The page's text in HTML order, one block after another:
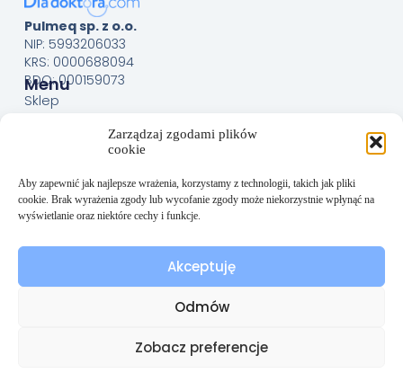
Zarządzaj zgodami plików
cookie
Aby zapewnić jak najlepsze wrażenia, korzystamy z technologii, takich jak pliki
cookie. Brak wyrażenia zgody lub wycofanie zgody może niekorzystnie wpłynąć na
wyświetlanie oraz niektóre cechy i funkcje.
Akceptuję
Odmów
Zobacz preferencje
Pulmeq sp. z o.o.
NIP: 5993206033
KRS: 0000688094
BDO: 000159073
Menu
Sklep
Regulamin
Polityka prywatności